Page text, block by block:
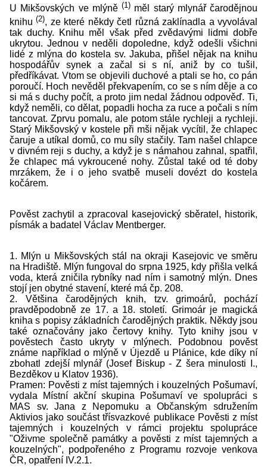
U Mikšovských ve mlýně (1) měl starý mlynář čarodějnou
knihu (2), ze které někdy četl různá zaklínadla a vyvolával
tak duchy. Knihu měl však před zvědavými lidmi dobře
ukrytou. Jednou v neděli dopoledne, když odešli všichni
lidé z mlýna do kostela sv. Jakuba, přišel nějak na knihu
hospodářův synek a začal si s ní, aniž by co tušil,
předříkávat. Vtom se objevili duchové a ptali se ho, co pán
poroučí. Hoch nevěděl překvapením, co se s ním děje a co
si má s duchy počít, a proto jim nedal žádnou odpověď. Ti,
když neměli, co dělat, popadli hocha za ruce a počali s ním
tancovat. Zprvu pomalu, ale potom stále rychleji a rychleji.
Starý Mikšovský v kostele při mši nějak vycítil, že chlapec
čaruje a utíkal domů, co mu síly stačily. Tam našel chlapce
v divném reji s duchy, a když je s námahou zahnal, spatřil,
že chlapec má vykroucené nohy. Zůstal také od té doby
mrzákem, že i o jeho svatbě museli dovézt do kostela
kočárem.
Pověst zachytil a zpracoval kasejovický sběratel, historik,
písmák a badatel Václav Mentberger.
1. Mlýn u Mikšovských stál na okraji Kasejovic ve směru
na Hradiště. Mlýn fungoval do srpna 1925, kdy přišla velká
voda, která zničila rybníky nad ním i samotný mlýn. Dnes
stojí jen obytné stavení, které má čp. 208.
2. Většina čarodějných knih, tzv. grimoárů, pochází
pravděpodobně ze 17. a 18. století. Grimoár je magická
kniha s popisy základních čarodějných praktik. Někdy jsou
také označovány jako čertovy knihy. Tyto knihy jsou v
pověstech často ukryty v mlýnech. Podobnou pověst
známe například o mlýně v Újezdě u Plánice, kde díky ní
zbohatl zdejší mlynář (Josef Biskup - Z šera minulosti I.,
Bezděkov u Klatov 1936).
Pramen: Pověsti z míst tajemných i kouzelných Pošumaví,
vydala Místní akční skupina Pošumaví ve spolupráci s
MAS sv. Jana z Nepomuku a Občanským sdružením
Aktivios jako součást třísvazkové publikace Pověsti z míst
tajemných i kouzelných v rámci projektu spolupráce
"Oživme společně památky a pověsti z míst tajemných a
kouzelných", podpořeného z Programu rozvoje venkova
ČR, opatření IV.2.1.